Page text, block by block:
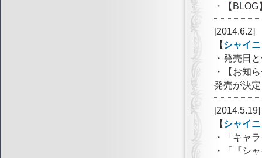
・【
[2014.6.2]
【シャイ
・発売日
・【お知
発売が決
[2014.5.19]
【シャイ
・「キャ
・「『シ